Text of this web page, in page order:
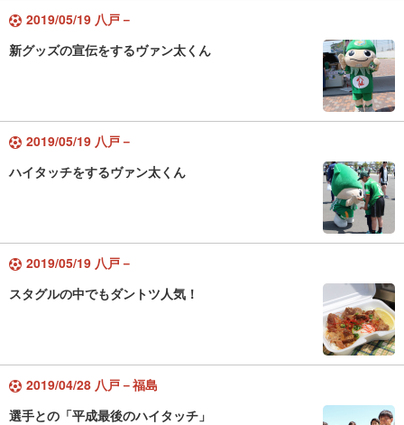
2019/05/19 八戸－
新グッズの宣伝をするヴァン太くん
2019/05/19 八戸－
ハイタッチをするヴァン太くん
2019/05/19 八戸－
スタグルの中でもダントツ人気！
2019/04/28 八戸－福島
選手との「平成最後のハイタッチ」